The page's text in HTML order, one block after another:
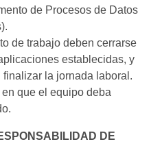
de Procesos de Datos
de trabajo deben cerrarse
establecidas, y
la jornada laboral.
que el equipo deba
DE